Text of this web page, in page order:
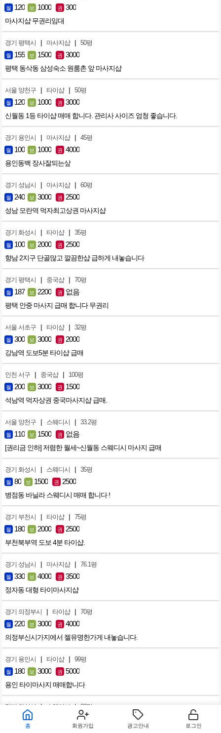
월 120 보 1000 권 300
마사지샵 무권리임대
경기 평택시 | 마사지샵 | 50평
월 155 보 1500 권 3000
평택 동삭동 삼성숙소 원룸촌 앞 마사지샵
서울 양천구 | 타이샵 | 50평
월 120 보 1000 권 3000
신월동 1등 타이샵 매매 합니다. 관리사 사이즈 엄청 좋습니다.
경기 용인시 | 마사지샵 | 45평
월 100 보 1000 권 4000
용인동백 장사잘되는샆
경기 성남시 | 마사지샵 | 60평
월 240 보 3000 권 2500
성남 모란역 먹자최고상권 마사지샵
경기 화성시 | 타이샵 | 35평
월 100 보 2000 권 2500
향남 2지구 단골많고 깔끔한샵 급하게 내놓습니다
경기 평택시 | 중국샵 | 70평
월 187 보 2200 권 없음
평택 안중 마사지 급매 합니다 무권리
서울 서초구 | 타이샵 | 32평
월 300 보 3000 권 2000
강남역 도보5분 타이샵 급매
인천 서구 | 중국샵 | 100평
월 200 보 3000 권 1500
석남역 먹자상권 중국마사지샵 급매.
서울 양천구 | 스웨디시 | 33.2평
월 110 보 1500 권 없음
[권리금 인하] 저렴한 월세~신월동 스웨디시 마사지 급매
경기 화성시 | 스웨디시 | 35평
월 80 보 1500 권 2500
병점동 바닐라 스웨디시 매매 합니다 !
경기 부천시 | 타이샵 | 75평
월 180 보 2000 권 2500
부천북부역 도보 4분 타이샵.
경기 성남시 | 마사지샵 | 76.1평
월 330 보 4000 권 3500
정자동 대형 타이마사지샵
경기 의정부시 | 타이샵 | 70평
월 220 보 3000 권 4000
의정부신시가지에서 젤유명한가게 내놓습니다.
경기 용인시 | 타이샵 | 99평
월 180 보 3000 권 5000
용인 타이마사지 매매합니다
경기 화성시 | 스웨디시 | 33평
220 보 3000
홈 회원가입 광고안내 로그인